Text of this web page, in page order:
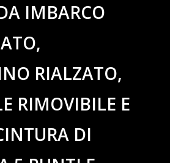
IMBARCO
RIALZATO,
RIMOVIBILE E
DI